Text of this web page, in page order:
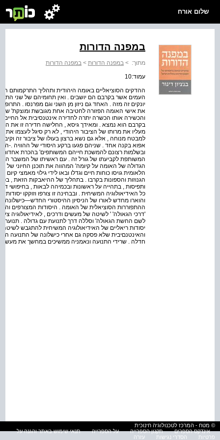
שלום אורח
במפנה הדורות
מתוך: > במפנה הדורות > במפנה הדורות
עמוד:10
ההדקים הסוציאליים באומה היהודית ותהליך התרקמותם
העמים אשר בקרבם הם יושבים . ואין תחומיהם של שני
יונקים זה מזה . האחד גם ניזון מן השני וגם מפרנסו .
את אישי האומה הפזורה לחטיבה אחת מגובשת ומוצקת'
והכשירה אותו הכשרה יתרה לחדירה אינטנסיבית אל
בקרבם הוא נמצא . ומאידך גיסא , החלישה חדירה זו את
מעליו את מרותו של הציבור היהודי , לא רק סיגל לעצמו את
למבטח מנוחה , אלא גם נשא ברצון בעולו של ציבור זה
אפוא בקנה אחד . שניהם פגעו ברקע היסודי של ההוויה .-
ובשלמות רצונם להמשכת חייהם המשותפים' בהכרת אחדות
המשותפת לקביעתו של גורל זה . עם ראשיתו של המשבר
הגדולה של האומה על קיומה' המהווה את תוכנן החיוני של
הלאומית גויסו כוחות חיים וגדלו ובאו לידי גילוי מאמצי
הגנוזות והספונות בקרבו . בתהליך של ההיאבקות הזאת ,
ותפיסות , בתהייה על ראשונות ובכמיהה לבאות , בחיפושי
כל האידיאולוגיה המשיחית . ובבחינה זו צורפו וזוקקו
והוארו מחדש לאורו של הניסיון ההיסטורי החדש—כישלונה
ההתפוררות הסוציאלית של האומה . היסודות המצורפים
'דרכי הגאולה' ' לשיטה של מעשים ודרכים , לאידיאולוגיה
לשם החשת הגאולה' וסללה דרך לתנועת עם גדולה . תנועת
יסודות ריאליים של האידיאולוגיה המשיחית להתגבש לשיטה
והאינטנםיבית שלא פסקה גם אחרי כישלונה של התנועה
חדלה . שרידי התנועה ונאמניה ממשיכים במחשך את
© מטח - המרכז לטכנולוגיה חינוכית
אינדקס הספרים
תקנון הספרייה על הספרייה
תנאי שימוש באתר והגנה על
פרטיות
הסדרי נגישות עזרה